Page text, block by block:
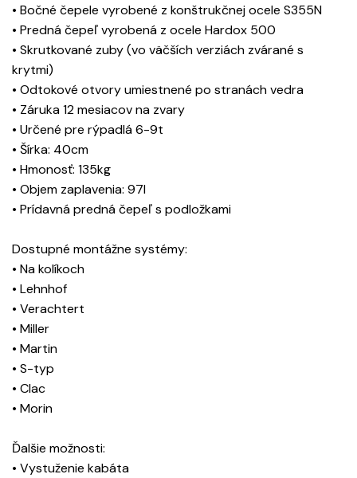
• Bočné čepele vyrobené z konštrukčnej ocele S355N
• Predná čepeľ vyrobená z ocele Hardox 500
• Skrutkované zuby (vo väčších verziách zvárané s
krytmi)
• Odtokové otvory umiestnené po stranách vedra
• Záruka 12 mesiacov na zvary
• Určené pre rýpadlá 6-9t
• Šírka: 40cm
• Hmonosť: 135kg
• Objem zaplavenia: 97l
• Prídavná predná čepeľ s podložkami
Dostupné montážne systémy:
• Na kolíkoch
• Lehnhof
• Verachtert
• Miller
• Martin
• S-typ
• Clac
• Morin
Ďalšie možnosti:
• Vystuženie kabáta